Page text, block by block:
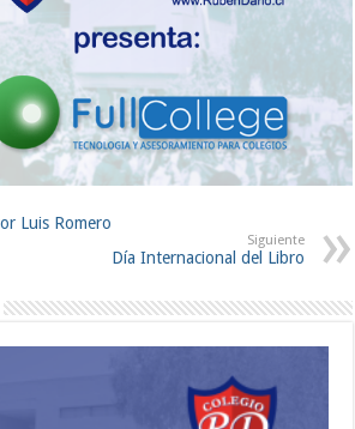
Luis Romero
Siguiente
Día Internacional del Libro